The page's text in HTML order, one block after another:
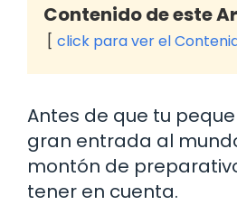
Contenido de este
click para ver el
Antes de que tu
gran entrada al
montón de
tener en cuenta.